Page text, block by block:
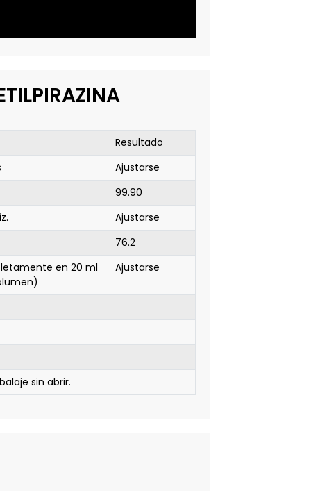
Resultado
Ajustarse
99.90
Ajustarse
76.2
en 20 ml
Ajustarse
sin abrir.